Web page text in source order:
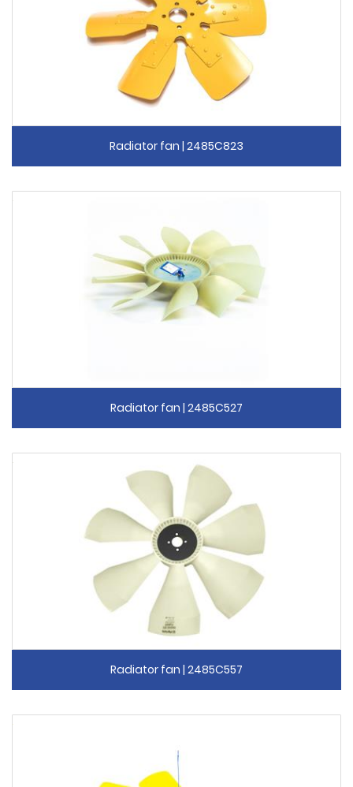
Radiator fan | 2485C823
Radiator fan | 2485C527
Radiator fan | 2485C557